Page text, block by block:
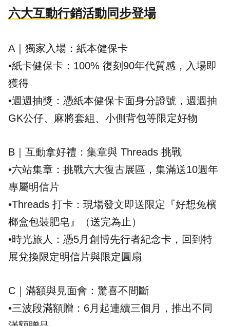
六大互動行銷活動同步登場
A｜獨家入場：紙本健保卡
•紙卡健保卡：100% 復刻90年代質感，入場即
獲得
•週週抽獎：憑紙本健保卡面身分證號，週週抽
GK公仔、麻將套組、小側背包等限定好物
B｜互動拿好禮：集章與 Threads 挑戰
•六站集章：挑戰六大復古展區，集滿送10週年
專屬明信片
•Threads 打卡：現場發文即送限定『好想兔檳
榔盒包裝肥皂』（送完為止）
•時光旅人：憑5月創博先行者紀念卡，回到特
展兌換限定明信片與限定圓扇
C｜滿額與見面會：驚喜不間斷
•三波段滿額贈：6月起連續三個月，推出不同